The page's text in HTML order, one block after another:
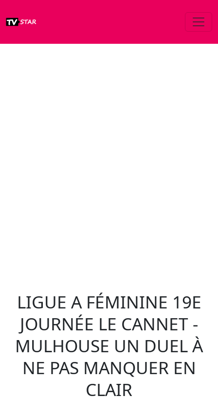
LIGUE A FÉMININE 19E
JOURNÉE LE CANNET -
MULHOUSE UN DUEL À
NE PAS MANQUER EN
CLAIR